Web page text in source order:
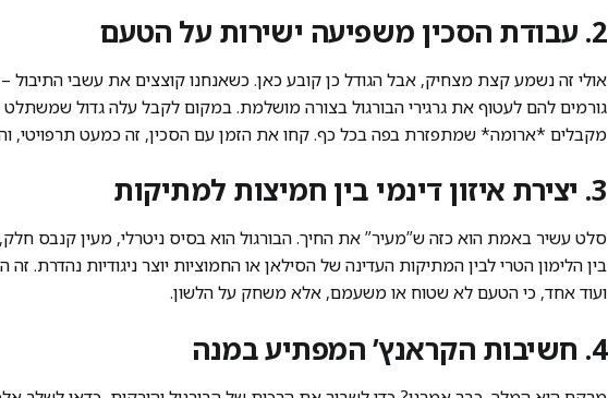
2. עבודת הסכין משפיעה ישירות על הטעם
אולי זה נשמע קצת מצחיק, אבל הגודל כן קובע כאן. כשאנחנו קוצצים את עשבי התיבול –
גורמים להם לעטוף את גרגירי הבורגול בצורה מושלמת. במקום לקבל עלה גדול שמשתלט
מקבלים *ארומה* שמתפזרת בפה בכל כף. קחו את הזמן עם הסכין, זה כמעט תרפויטי,
3. יצירת איזון דינמי בין חמיצות למתיקות
סלט עשיר באמת הוא כזה ש”מעיר” את החיך. הבורגול הוא בסיס ניטרלי, מעין קנבס חלק,
בין הלימון הטרי לבין המתיקות העדינה של הסילאן או החמוציות יוצר ניגודיות נהדרת.
ועוד אחד, כי הטעם לא שטוח או משעמם, אלא משחק על הלשון.
4. חשיבות הקראנץ’ המפתיע במנה